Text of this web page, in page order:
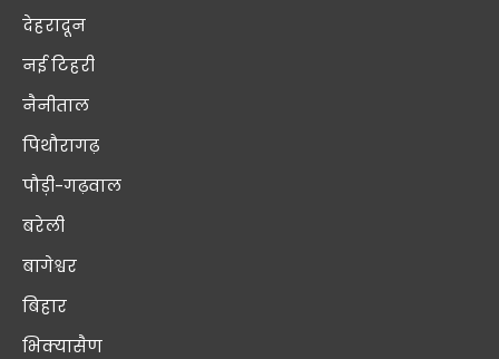
देहरादून
नई टिहरी
नैनीताल
पिथौरागढ़
पौड़ी-गढ़वाल
बरेली
बागेश्वर
बिहार
भिक्यासैण